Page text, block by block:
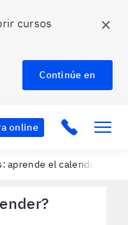
cursos
Continúe en
✕
online Click to
aprende el calendario